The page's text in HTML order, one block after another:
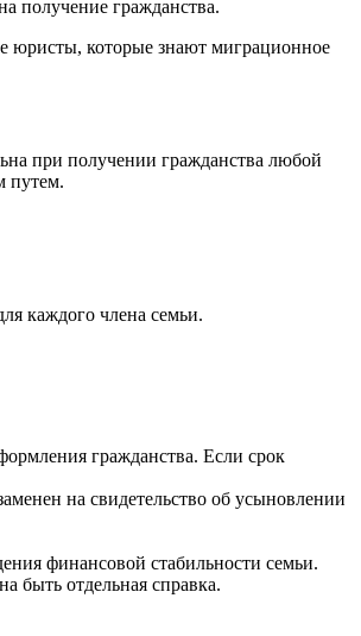
получение гражданства.
юристы, которые знают миграционное
при получении гражданства любой
путем.
каждого члена семьи.
гражданства. Если срок
на свидетельство об усыновлении
финансовой стабильности семьи.
быть отдельная справка.